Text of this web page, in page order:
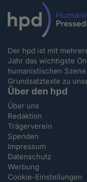
Der hpd ist mit
Jahr das wichtigste
humanistischen
Grundsatztexte zu
Über den hpd
Über uns
Redaktion
Trägerverein
Spenden
Impressum
Datenschutz
Werbung
Cookie-Einstellungen